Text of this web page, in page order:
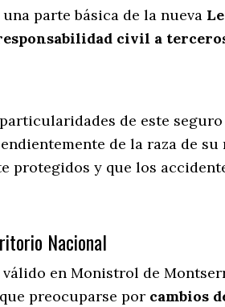
parte básica de la nueva
civil a
de este
de la raza de
protegidos y que los
Nacional
válido en Monistrol de
preocuparse por cambios